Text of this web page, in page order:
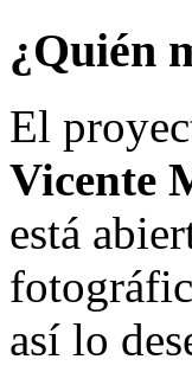
¿Quién
El
Vicente
está
así lo